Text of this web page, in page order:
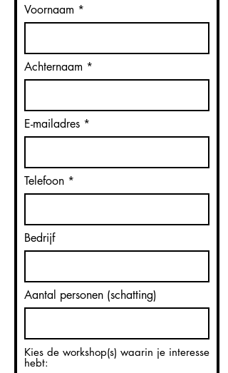
Voornaam
Achternaam
E-mailadres
Telefoon
Bedrijf
Aantal personen (schatting)
Kies de workshop(s) waarin je interesse
hebt: